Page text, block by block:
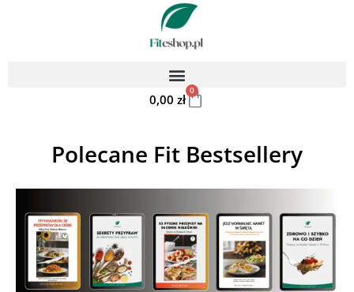
0,00 zł
0
Polecane Fit Bestsellery